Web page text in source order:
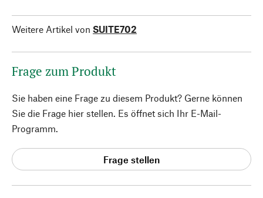
Weitere Artikel von SUITE702
Frage zum Produkt
Sie haben eine Frage zu diesem Produkt? Gerne können
Sie die Frage hier stellen. Es öffnet sich Ihr E-Mail-
Programm.
Frage stellen